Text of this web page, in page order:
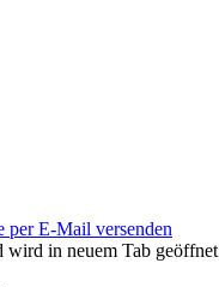
per E-Mail versenden
wird in neuem Tab geöffnet